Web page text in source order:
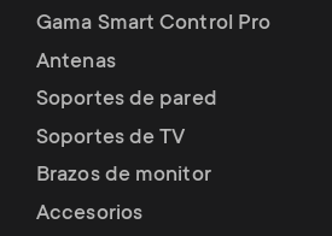
Gama Smart Control Pro
Antenas
Soportes de pared
Soportes de TV
Brazos de monitor
Accesorios